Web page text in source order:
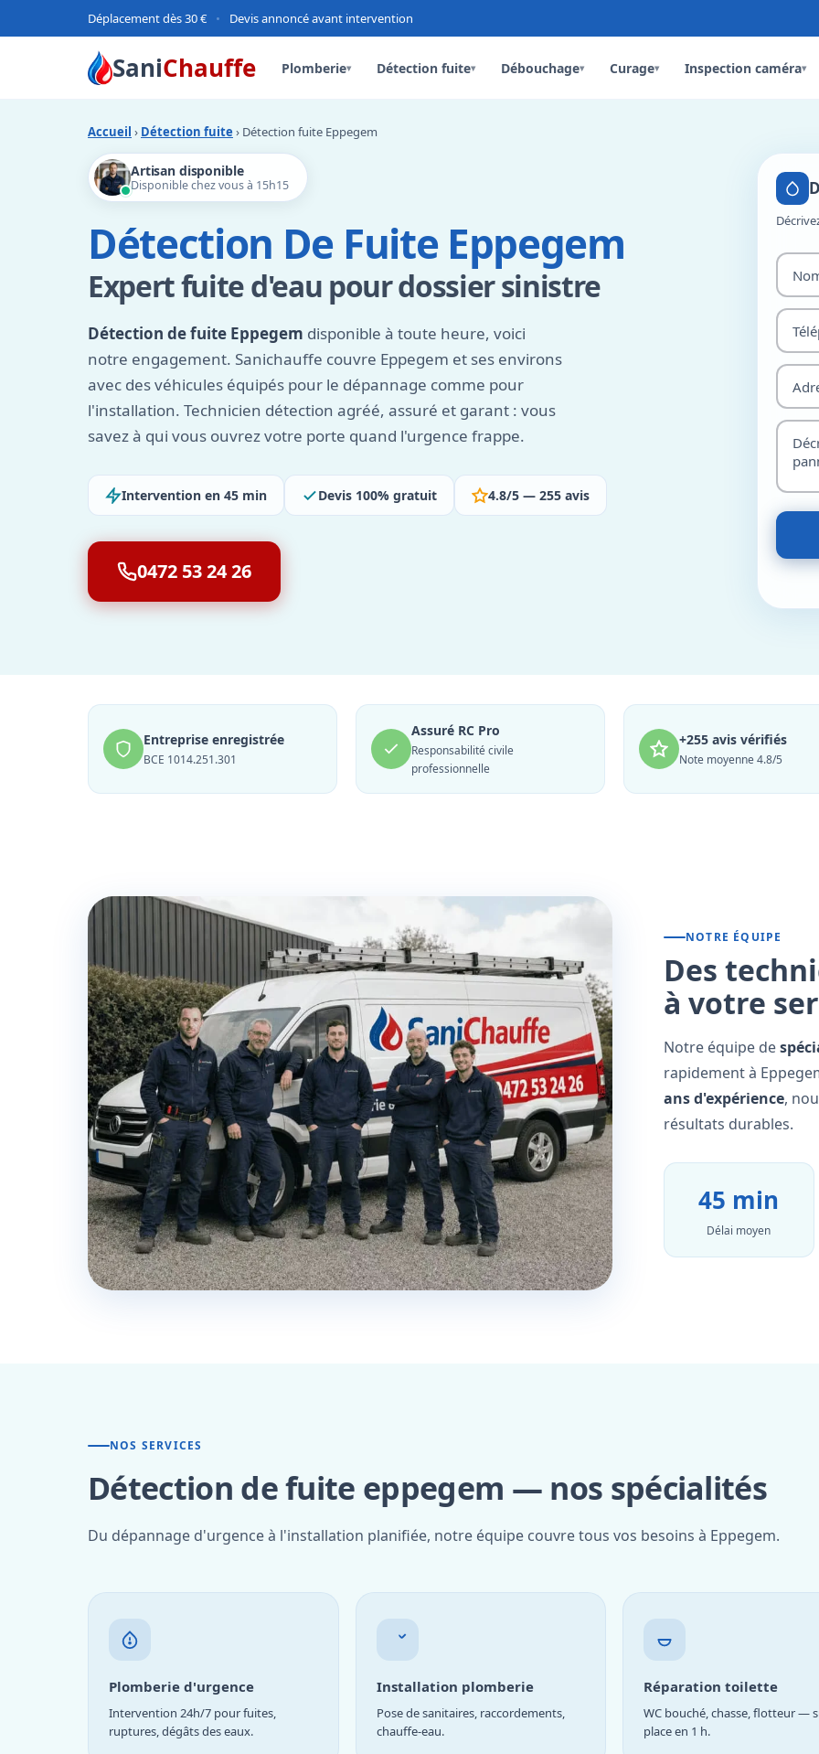
Déplacement dès 30 € • Devis annoncé avant intervention
SaniChauffe Plomberie▾ Détection fuite▾ Débouchage▾ Curage▾ Inspection caméra▾
Accueil › Détection fuite › Détection fuite Eppegem
Artisan disponible
Disponible chez vous à 15h15
Détection De Fuite Eppegem
Expert fuite d'eau pour dossier sinistre
Détection de fuite Eppegem disponible à toute heure, voici
notre engagement. Sanichauffe couvre Eppegem et ses environs
avec des véhicules équipés pour le dépannage comme pour
l'installation. Technicien détection agréé, assuré et garant : vous
savez à qui vous ouvrez votre porte quand l'urgence frappe.
Intervention en 45 min Devis 100% gratuit 4.8/5 — 255 avis
0472 53 24 26
Entreprise enregistrée
BCE 1014.251.301
Assuré RC Pro
Responsabilité civile
professionnelle
+255 avis vérifiés
Note moyenne 4.8/5
NOTRE ÉQUIPE
Des
à votre
Notre équipe de
rapidement à
ans d'expérience,
résultats durables.
45 min
Délai moyen
NOS SERVICES
Détection de fuite eppegem — nos spécialités
Du dépannage d'urgence à l'installation planifiée, notre équipe couvre tous vos besoins à Eppegem.
Plomberie d'urgence
Intervention 24h/7 pour fuites,
ruptures, dégâts des eaux.
Installation plomberie
Pose de sanitaires, raccordements,
chauffe-eau.
Réparation toilette
WC bouché, chasse, flotteur —
place en 1 h.